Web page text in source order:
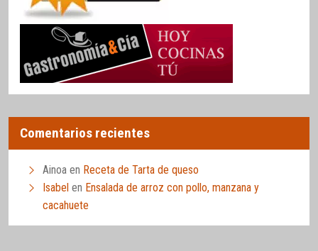
Comentarios recientes
Ainoa en Receta de Tarta de queso
Isabel en Ensalada de arroz con pollo, manzana y
cacahuete